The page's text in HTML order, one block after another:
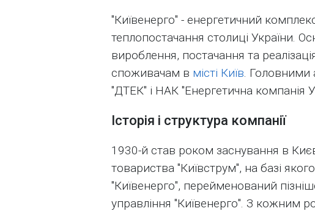
"Київенерго" - енергетичний
теплопостачання столиці України.
вироблення, постачання та
споживачам в місті Київ. Головними
"ДТЕК" і НАК "Енергетична компанія
Історія і структура компанії
1930-й став роком заснування в
товариства "Київструм", на базі
"Київенерго", перейменований
управління "Київенерго". З кожним